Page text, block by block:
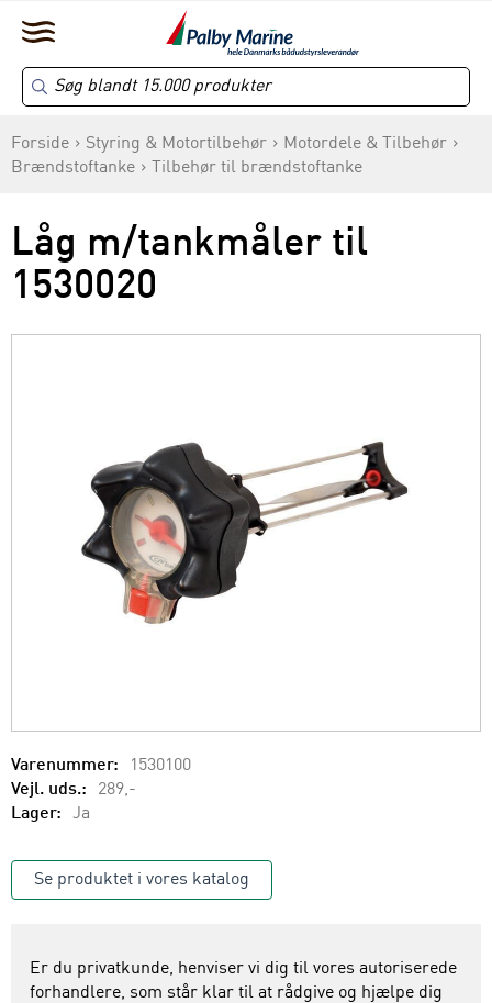
Forside Styring & Motortilbehør
Motordele & Tilbehør
Brændstoftanke
Tilbehør til brændstoftanke
Låg m/tankmåler til
1530020
Varenummer:
1530100
Vejl. uds.:
289,-
Lager:
Ja
Se produktet i vores katalog
Er du privatkunde, henviser vi dig til vores autoriserede
forhandlere, som står klar til at rådgive og hjælpe dig